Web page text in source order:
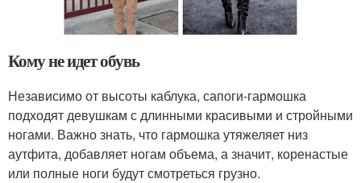
Кому не идет обувь
Независимо от высоты каблука, сапоги-гармошка
подходят девушкам с длинными красивыми и стройными
ногами. Важно знать, что гармошка утяжеляет низ
аутфита, добавляет ногам объема, а значит, коренастые
или полные ноги будут смотреться грузно.